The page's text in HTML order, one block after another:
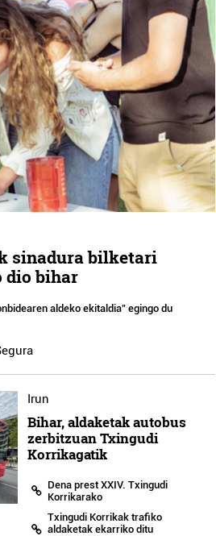
sinadura bilketari
dio bihar
aldeko ekitaldia” egingo du
Irun
Bihar, aldaketak autobus
zerbitzuan Txingudi
Korrikagatik
Dena prest XXIV. Txingudi
Korrikarako
Txingudi Korrikak trafiko
aldaketak ekarriko ditu